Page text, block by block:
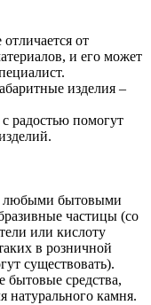
от
и его может
изделия –
радостью помогут
любыми бытовыми
частицы (со
или кислоту
в розничной
существовать).
средства,
натурального камня.